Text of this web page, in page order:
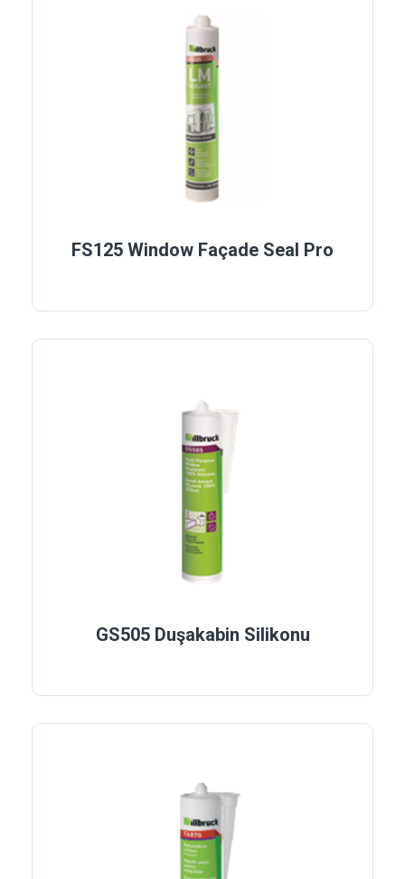
FS125 Window Façade Seal Pro
GS505 Duşakabin Silikonu